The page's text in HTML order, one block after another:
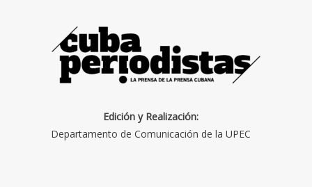
Edición y Realización:
Departamento de Comunicación de la UPEC